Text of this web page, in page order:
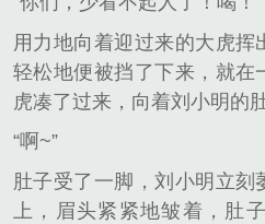
用力地向着迎过来的大虎挥
轻松地便被挡了下来，就在
虎凑了过来，向着刘小明的
“啊~”
肚子受了一脚，刘小明立刻
上，眉头紧紧地皱着，肚